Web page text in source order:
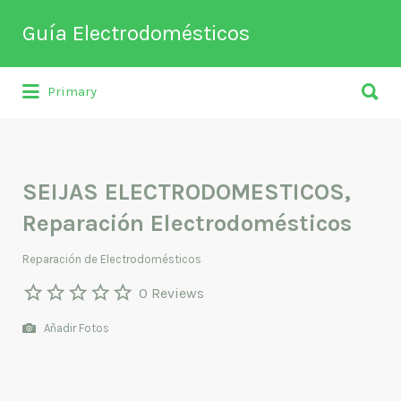
Guía Electrodomésticos
Directorio de empresas relacionadas
Buscar
por:
Primary
por:
SEIJAS ELECTRODOMESTICOS,
Reparación Electrodomésticos
Reparación de Electrodomésticos
0 Reviews
Añadir Fotos